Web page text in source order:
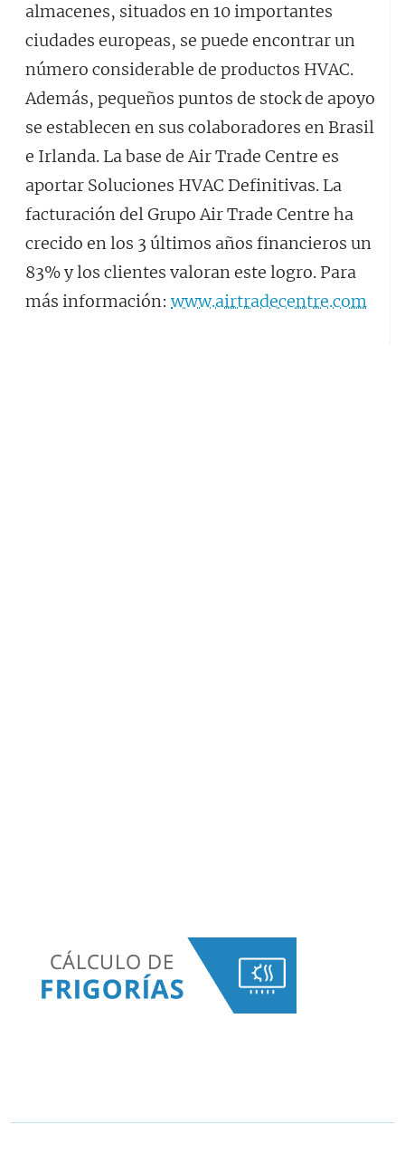
almacenes, situados en 10 importantes
ciudades europeas, se puede encontrar un
número considerable de productos HVAC.
Además, pequeños puntos de stock de apoyo
se establecen en sus colaboradores en Brasil
e Irlanda. La base de Air Trade Centre es
aportar Soluciones HVAC Definitivas. La
facturación del Grupo Air Trade Centre ha
crecido en los 3 últimos años financieros un
83% y los clientes valoran este logro. Para
más información: www.airtradecentre.com